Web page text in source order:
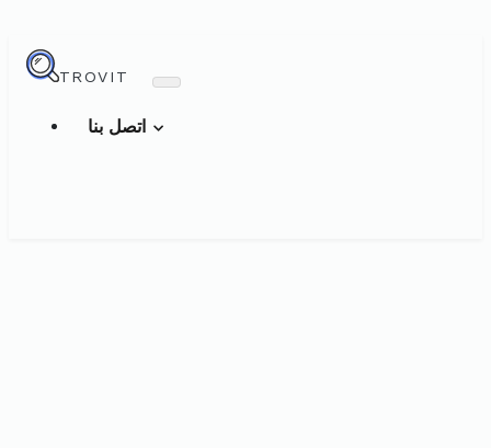
TROVIT